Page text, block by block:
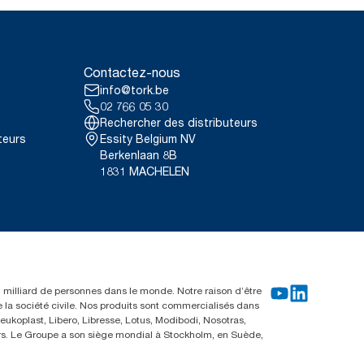
Contactez-nous
info@tork.be
02 766 05 30
Rechercher des distributeurs
Essity Belgium NV
Berkenlaan 8B
1831 MACHELEN
de personnes dans le monde. Notre raison d’être
société civile. Nos produits sont commercialisés dans
Libero, Libresse, Lotus, Modibodi, Nosotras,
Le Groupe a son siège mondial à Stockholm, en Suède,